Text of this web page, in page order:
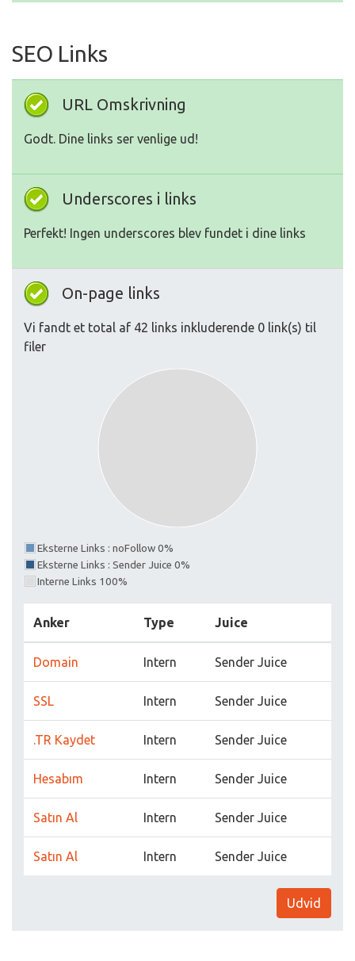
SEO Links
URL Omskrivning
Godt. Dine links ser venlige ud!
Underscores i links
Perfekt! Ingen underscores blev fundet i dine links
On-page links
Vi fandt et total af 42 links inkluderende 0 link(s) til
filer
Eksterne Links : noFollow 0%
Eksterne Links : Sender Juice 0%
Interne Links 100%
Anker Type Juice
Domain Intern Sender Juice
SSL Intern Sender Juice
.TR Kaydet Intern Sender Juice
Hesabım Intern Sender Juice
Satın Al Intern Sender Juice
Satın Al Intern Sender Juice
Udvid